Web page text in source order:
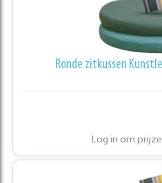
Ronde zitkussen
Log in om